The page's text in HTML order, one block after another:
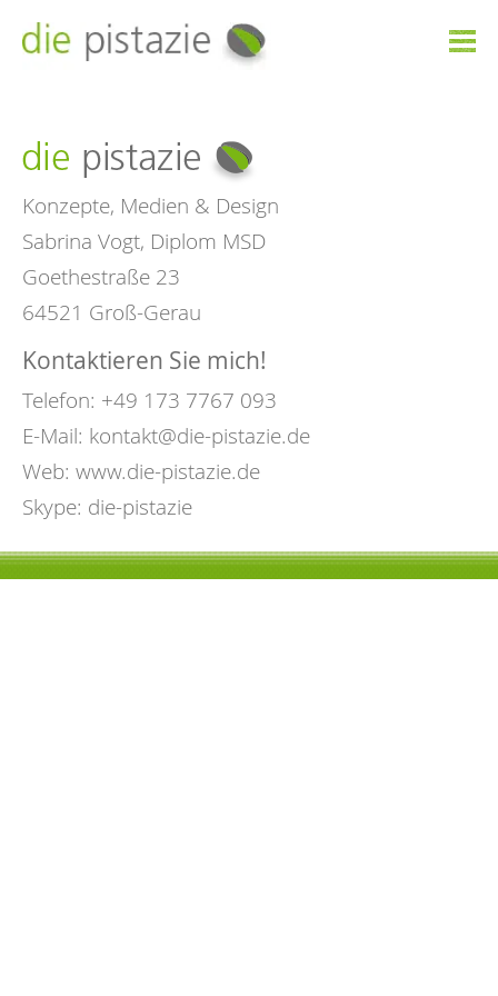

Konzepte, Medien & Design
Sabrina Vogt, Diplom MSD
Goethestraße 23
64521 Groß-Gerau
Kontaktieren Sie mich!
Telefon: +49 173 7767 093
E-Mail: kontakt@die-pistazie.de
Web: www.die-pistazie.de
Skype: die-pistazie